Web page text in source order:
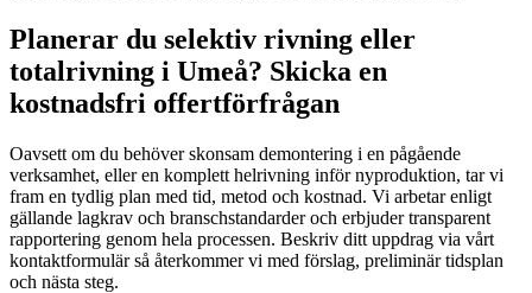
Planerar du selektiv rivning eller
totalrivning i Umeå? Skicka en
kostnadsfri offertförfrågan
Oavsett om du behöver skonsam demontering i en pågående
verksamhet, eller en komplett helrivning inför nyproduktion, tar vi
fram en tydlig plan med tid, metod och kostnad. Vi arbetar enligt
gällande lagkrav och branschstandarder och erbjuder transparent
rapportering genom hela processen. Beskriv ditt uppdrag via vårt
kontaktformulär så återkommer vi med förslag, preliminär tidsplan
och nästa steg.